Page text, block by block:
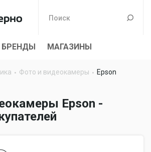
БРЕНДЫ МАГАЗИНЫ
Фото и видеокамеры Epson
Epson -